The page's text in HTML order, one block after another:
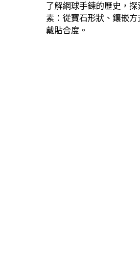
了解網球手鍊的歷史，
素：從寶石形狀、鑲嵌
戴貼合度。